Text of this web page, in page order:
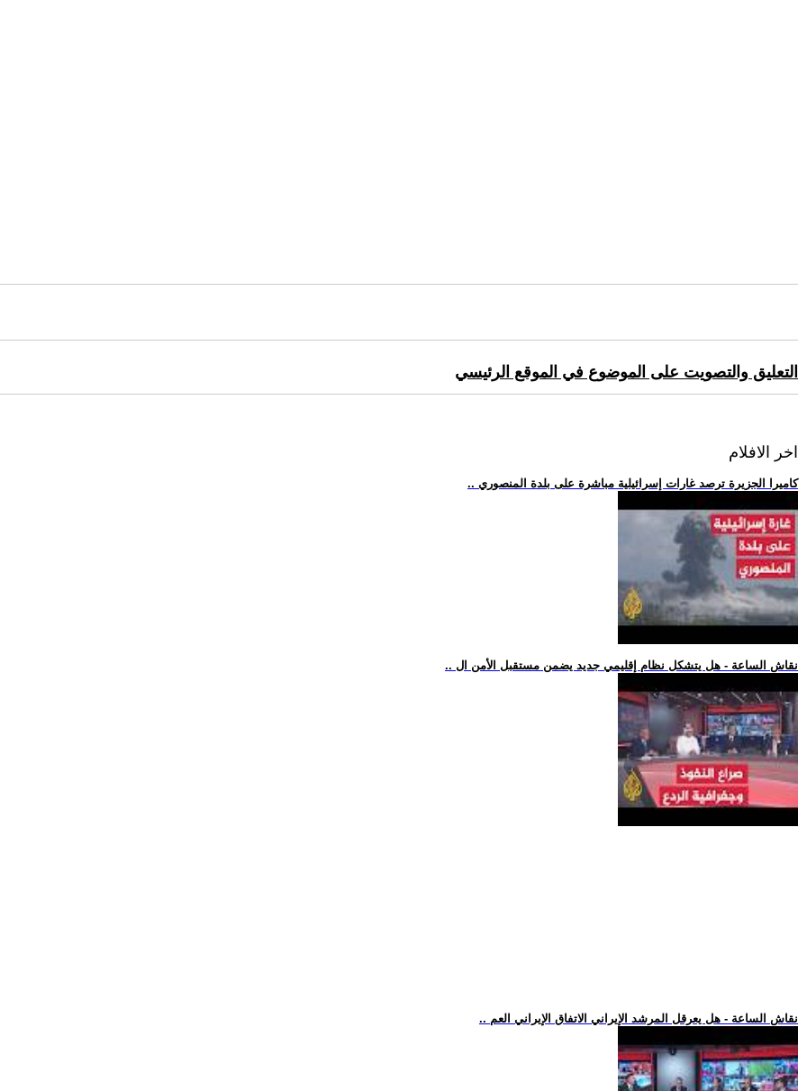
التعليق والتصويت على الموضوع في الموقع الرئيسي
اخر الافلام
.. كاميرا الجزيرة ترصد غارات إسرائيلية مباشرة على بلدة المنصوري
.. نقاش الساعة - هل يتشكل نظام إقليمي جديد يضمن مستقبل الأمن ال
.. نقاش الساعة - هل يعرقل المرشد الإيراني الاتفاق الإيراني العم